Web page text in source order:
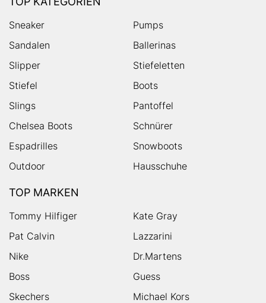
Sneaker
Pumps
Sandalen
Ballerinas
Slipper
Stiefeletten
Stiefel
Boots
Slings
Pantoffel
Chelsea Boots
Schnürer
Espadrilles
Snowboots
Outdoor
Hausschuhe
TOP MARKEN
Tommy Hilfiger
Kate Gray
Pat Calvin
Lazzarini
Nike
Dr.Martens
Boss
Guess
Skechers
Michael Kors